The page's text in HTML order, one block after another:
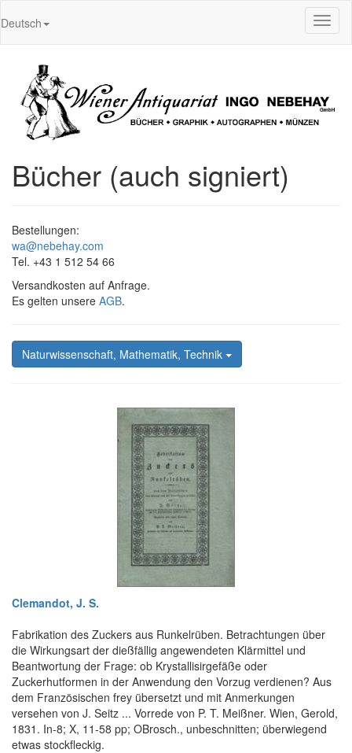
Deutsch
Bücher (auch signiert)
Bestellungen:
wa@nebehay.com
Tel. +43 1 512 54 66
Versandkosten auf Anfrage.
Es gelten unsere AGB.
Naturwissenschaft, Mathematik, Technik
Clemandot, J. S.
Fabrikation des Zuckers aus Runkelrüben. Betrachtungen über
die Wirkungsart der dießfällig angewendeten Klärmittel und
Beantwortung der Frage: ob Krystallisirgefäße oder
Zuckerhutformen in der Anwendung den Vorzug verdienen? Aus
dem Französischen frey übersetzt und mit Anmerkungen
versehen von J. Seitz ... Vorrede von P. T. Meißner. Wien, Gerold,
1831. In-8; X, 11-58 pp; OBrosch., unbeschnitten; überwiegend
etwas stockfleckig.